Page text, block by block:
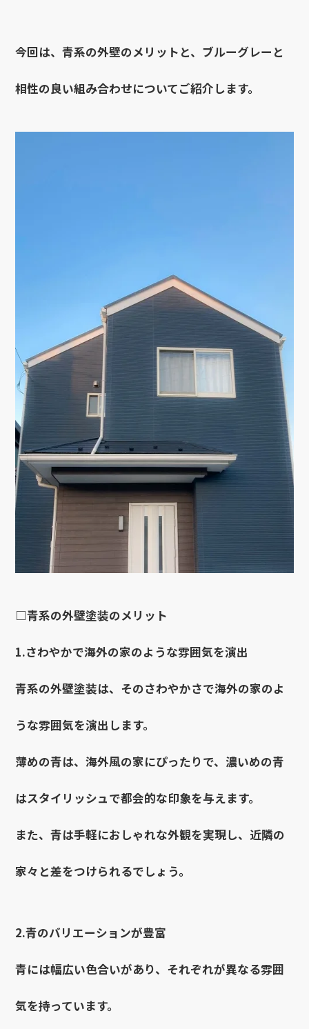
今回は、青系の外壁のメリットと、ブルーグレーと
相性の良い組み合わせについてご紹介します。
□青系の外壁塗装のメリット
1.さわやかで海外の家のような雰囲気を演出
青系の外壁塗装は、そのさわやかさで海外の家のよ
うな雰囲気を演出します。
薄めの青は、海外風の家にぴったりで、濃いめの青
はスタイリッシュで都会的な印象を与えます。
また、青は手軽におしゃれな外観を実現し、近隣の
家々と差をつけられるでしょう。
2.青のバリエーションが豊富
青には幅広い色合いがあり、それぞれが異なる雰囲
気を持っています。